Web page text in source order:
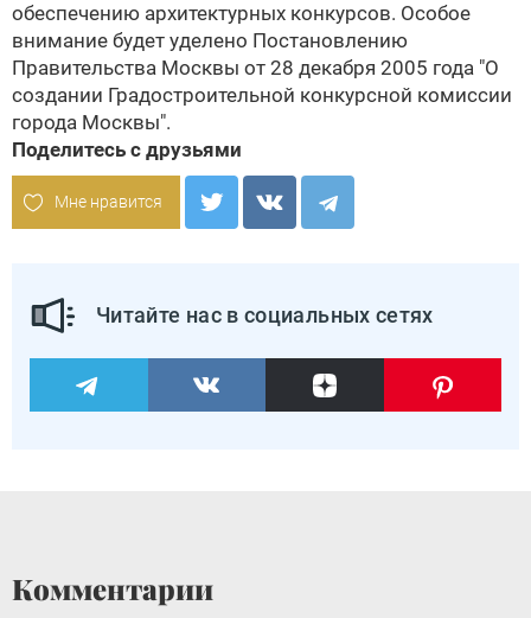
обеспечению архитектурных конкурсов. Особое
внимание будет уделено Постановлению
Правительства Москвы от 28 декабря 2005 года "О
создании Градостроительной конкурсной комиссии
города Москвы".
Поделитесь с друзьями
Мне нравится
Читайте нас в социальных сетях
Комментарии